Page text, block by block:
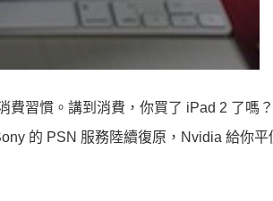
費習慣。講到消費，你買了 iPad 2 了嗎
的 PSN 服務陸續復原，Nvidia 給你平